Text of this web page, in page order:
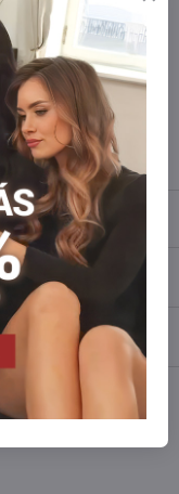
mint
szállítjuk az árut!
LinkedInWhatsApp
E-